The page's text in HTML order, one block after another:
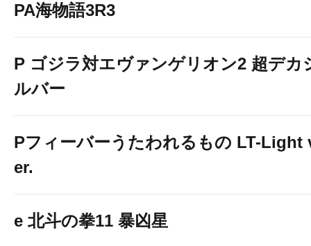
PA海物語3R3
P ゴジラ対エヴァンゲリオン2 超デカ
ルバー
Pフィーバーうたわれるもの LT-Light
er.
e 北斗の拳11 暴凶星